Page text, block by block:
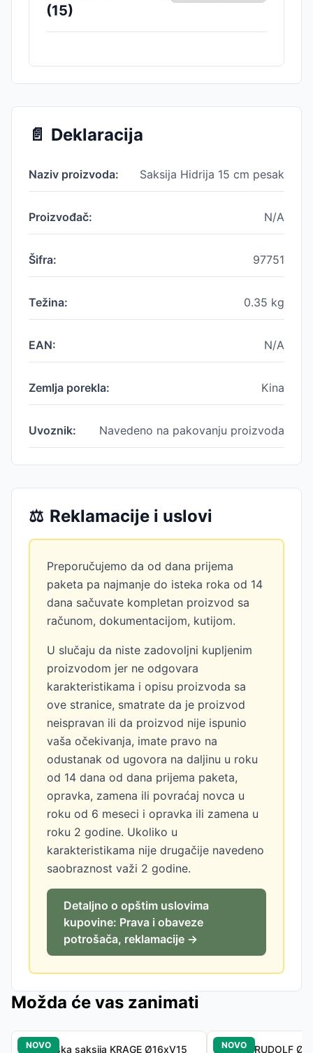
(15)
📄 Deklaracija
Naziv proizvoda: Saksija Hidrija 15 cm pesak
Proizvođač: N/A
Šifra: 97751
Težina: 0.35 kg
EAN: N/A
Zemlja porekla: Kina
Uvoznik: Navedeno na pakovanju proizvoda
⚖️ Reklamacije i uslovi
Preporučujemo da od dana prijema
paketa pa najmanje do isteka roka od 14
dana sačuvate kompletan proizvod sa
računom, dokumentacijom, kutijom.
U slučaju da niste zadovoljni kupljenim
proizvodom jer ne odgovara
karakteristikama i opisu proizvoda sa
ove stranice, smatrate da je proizvod
neispravan ili da proizvod nije ispunio
vaša očekivanja, imate pravo na
odustanak od ugovora na daljinu u roku
od 14 dana od dana prijema paketa,
opravka, zamena ili povraćaj novca u
roku od 6 meseci i opravka ili zamena u
roku 2 godine. Ukoliko u
karakteristikama nije drugačije navedeno
saobraznost važi 2 godine.
Detaljno o opštim uslovima
kupovine: Prava i obaveze
potrošača, reklamacije →
Možda će vas zanimati
NOVO
Baštenska saksija KRAGE Ø16xV15 NOVO
Saksija RUDOLF